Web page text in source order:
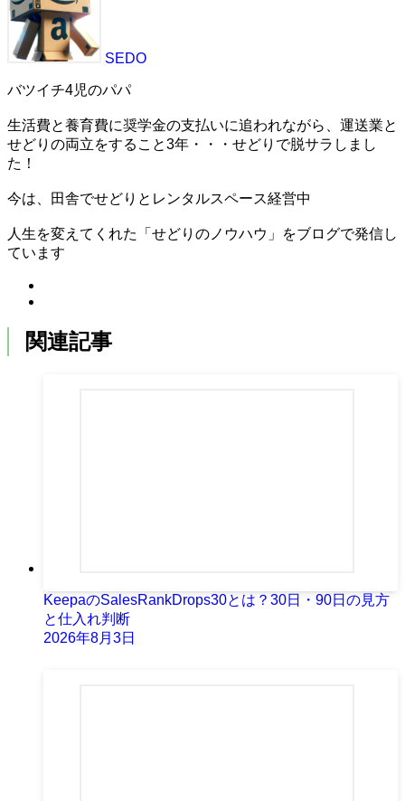
SEDO
バツイチ4児のパパ
生活費と養育費に奨学金の支払いに追われながら、運送業と
せどりの両立をすること3年・・・せどりで脱サラしまし
た！
今は、田舎でせどりとレンタルスペース経営中
人生を変えてくれた「せどりのノウハウ」をブログで発信し
ています
関連記事
KeepaのSalesRankDrops30とは？30日・90日の見方
と仕入れ判断
2026年8月3日